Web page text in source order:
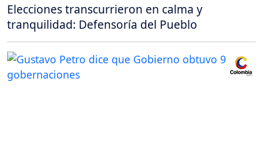
Elecciones transcurrieron en calma y
tranquilidad: Defensoría del Pueblo